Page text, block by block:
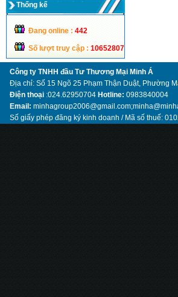
Thống kế
Đang online : 442
Số lượt truy cập : 10652807
Công ty TNHH đầu Tư Thương Mại Minh Á
Địa chỉ: Số 15 Ngõ 25 Phạm Thận Duật, Phường
Điện thoại :024.62950704 Hotline: 0983840004
Email:
Số giấy phép đăng ký kinh doanh / Mã số thuế: